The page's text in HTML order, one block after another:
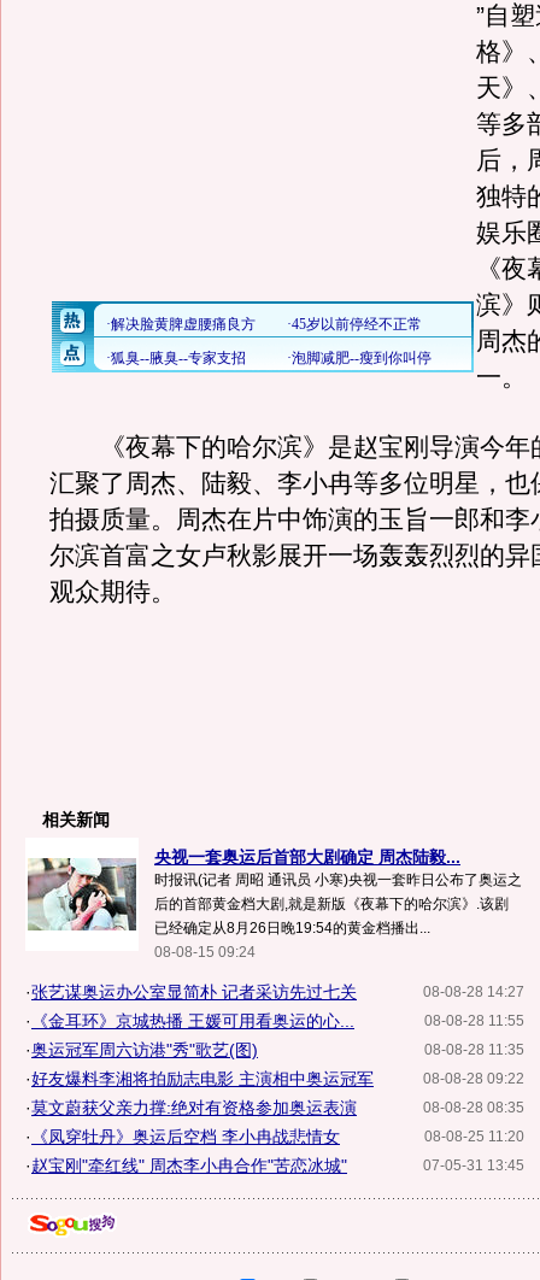
”自
格》
天》
等多
后，
独特
娱乐
《
滨》
周杰
一。
《夜幕下的哈尔滨》是赵宝刚导演今年
汇聚了周杰、陆毅、李小冉等多位明星，也
拍摄质量。周杰在片中饰演的玉旨一郎和李
尔滨首富之女卢秋影展开一场轰轰烈烈的异
观众期待。
相关新闻
央视一套奥运后首部大剧确定 周杰陆毅...
时报讯(记者 周昭 通讯员 小寒)央视一套昨日公布了奥运之
后的首部黄金档大剧,就是新版《夜幕下的哈尔滨》.该剧
已经确定从8月26日晚19:54的黄金档播出...
08-08-15 09:24
08-08-28 14:27
·张艺谋奥运办公室显简朴 记者采访先过七关
08-08-28 11:55
· 《金耳环》京城热播 王媛可用看奥运的心...
08-08-28 11:35
·奥运冠军周六访港"秀"歌艺(图)
08-08-28 09:22
·好友爆料李湘将拍励志电影 主演相中奥运冠军
08-08-28 08:35
·莫文蔚获父亲力撑:绝对有资格参加奥运表演
08-08-25 11:20
· 《凤穿牡丹》奥运后空档 李小冉战悲情女
07-05-31 13:45
·赵宝刚"牵红线" 周杰李小冉合作"苦恋冰城"